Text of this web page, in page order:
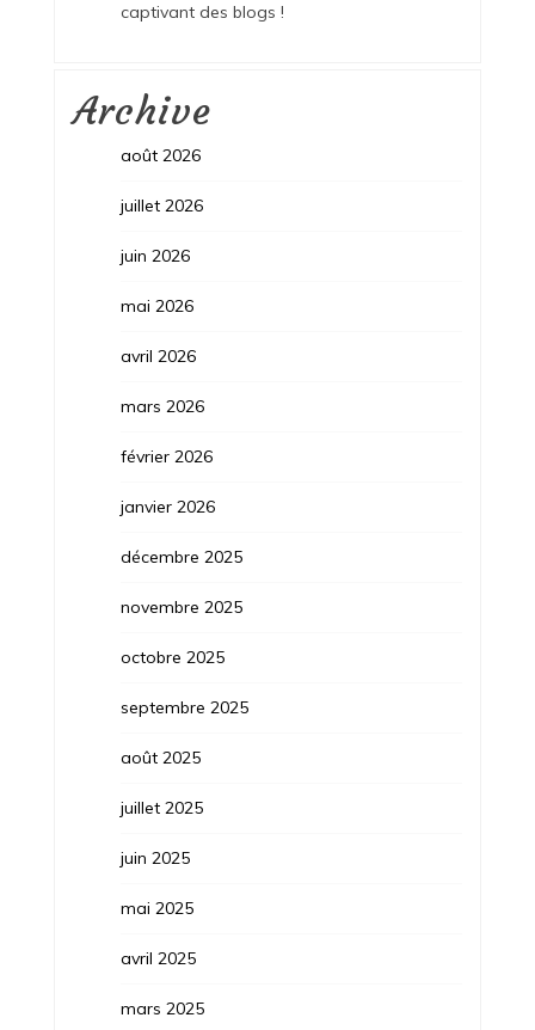
captivant des blogs !
Archive
août 2026
juillet 2026
juin 2026
mai 2026
avril 2026
mars 2026
février 2026
janvier 2026
décembre 2025
novembre 2025
octobre 2025
septembre 2025
août 2025
juillet 2025
juin 2025
mai 2025
avril 2025
mars 2025